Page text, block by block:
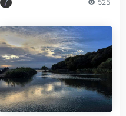
525